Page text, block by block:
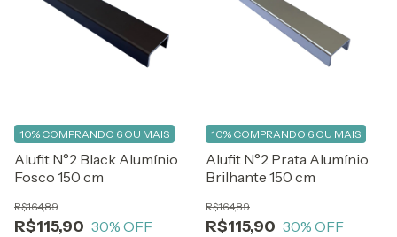
Alufit N°2 Black Alumínio
Fosco 150 cm
R$115,90
R$164,89
30% OFF
10% COMPRANDO 6 OU MAIS
Alufit N°2 Prata Alumínio
Brilhante 150 cm
R$115,90
R$164,89
30% OFF
10% COMPRANDO 6 OU MAIS